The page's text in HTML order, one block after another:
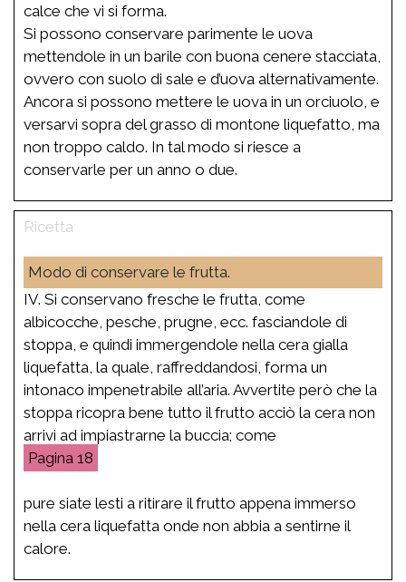
calce che vi si forma.
Si possono conservare parimente le uova
mettendole in un barile con buona cenere stacciata,
ovvero con suolo di sale e d’uova alternativamente.
Ancora si possono mettere le uova in un orciuolo, e
versarvi sopra del grasso di montone liquefatto, ma
non troppo caldo. In tal modo si riesce a
conservarle per un anno o due.
Modo di conservare le frutta.
IV. Si conservano fresche le frutta, come
albicocche, pesche, prugne, ecc. fasciandole di
stoppa, e quindi immergendole nella cera gialla
liquefatta, la quale, raffreddandosi, forma un
intonaco impenetrabile all’aria. Avvertite però che la
stoppa ricopra bene tutto il frutto acciò la cera non
arrivi ad impiastrarne la buccia; come
18
pure siate lesti a ritirare il frutto appena immerso
nella cera liquefatta onde non abbia a sentirne il
calore.